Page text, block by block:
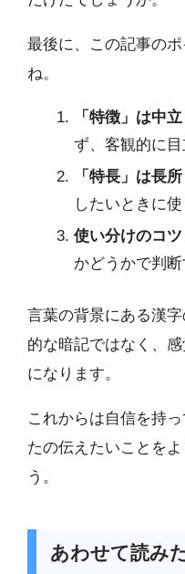
最後に、この記事の
ね。
「特徴」は中立
ず、客観的に目
「特長」は長所
したいときに
使い分けのコツ
かどうかで判断
言葉の背景にある漢
的な暗記ではなく、
になります。
これからは自信を持
たの伝えたいことを
う。
あわせて読み